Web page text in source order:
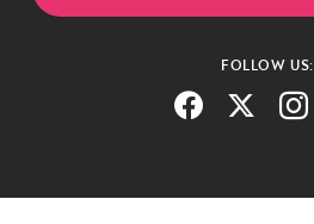
FOLLOW US: